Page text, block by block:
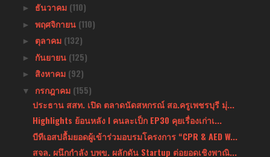
► ธันวาคม (110)
► พฤศจิกายน (110)
► ตุลาคม (132)
► กันยายน (125)
► สิงหาคม (92)
▼ กรกฎาคม (155)
ประธาน สสท. เปิด ตลาดนัดสหกรณ์ สอ.ครูเพชรบุรี มุ่...
Highlights ย้อนหลัง l คนละเป็ก EP30 คุยเรื่องเก่าเ...
บีทีเอสปลื้มยอดผู้เข้าร่วมอบรมโครงการ “CPR & AED W...
สจล. ผนึกกำลัง บพข. ผลักดัน Startup ต่อยอดเชิงพาณิ...